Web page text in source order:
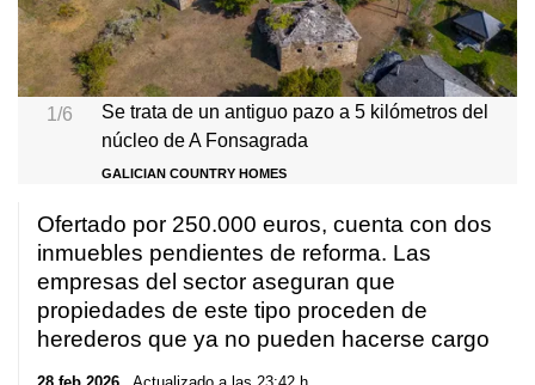
1/6
Se trata de un antiguo pazo a 5 kilómetros del
núcleo de A Fonsagrada
GALICIAN COUNTRY HOMES
Ofertado por 250.000 euros, cuenta con dos
inmuebles pendientes de reforma. Las
empresas del sector aseguran que
propiedades de este tipo proceden de
herederos que ya no pueden hacerse cargo